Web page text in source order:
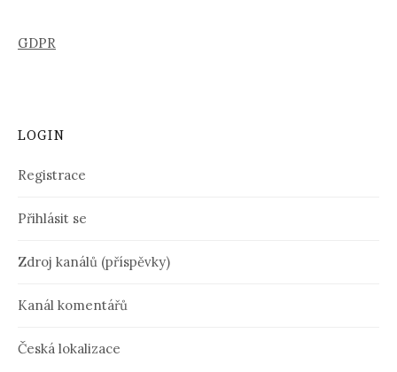
GDPR
LOGIN
Registrace
Přihlásit se
Zdroj kanálů (příspěvky)
Kanál komentářů
Česká lokalizace